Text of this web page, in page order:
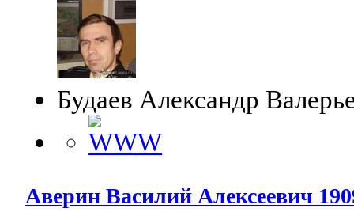
Будаев Александр
Аверин Василий Алексеевич